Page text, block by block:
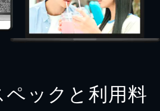
ックと利用料